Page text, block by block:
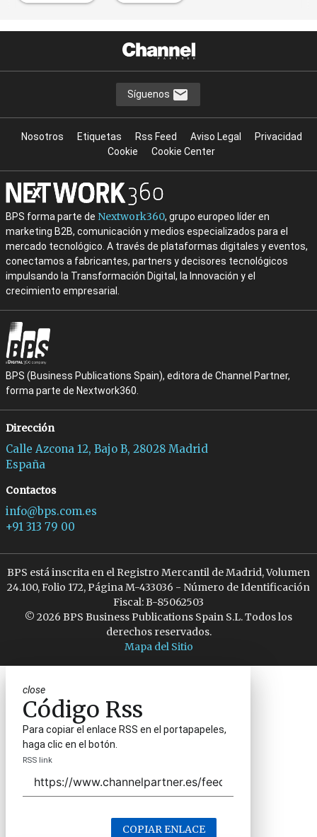
Síguenos
Nosotros Etiquetas Rss Feed Aviso Legal
Privacidad
Cookie
Cookie Center
BPS forma parte de Nextwork360, grupo europeo líder en
marketing B2B, comunicación y medios especializados para el
mercado tecnológico. A través de plataformas digitales y eventos,
conectamos a fabricantes, partners y decisores tecnológicos
impulsando la Transformación Digital, la Innovación y el
crecimiento empresarial.
BPS (Business Publications Spain), editora de Channel Partner,
forma parte de Nextwork360.
Dirección
Calle Azcona 12, Bajo B, 28028 Madrid
España
Contactos
info@bps.com.es
+91 313 79 00
BPS está inscrita en el Registro Mercantil de Madrid, Volumen
24.100, Folio 172, Página M-433036 - Número de Identificación
Fiscal: B-85062503
© 2026 BPS Business Publications Spain S.L. Todos los
derechos reservados.
Mapa del Sitio
close
Código Rss
Para copiar el enlace RSS en el portapapeles,
haga clic en el botón.
RSS link
COPIAR ENLACE